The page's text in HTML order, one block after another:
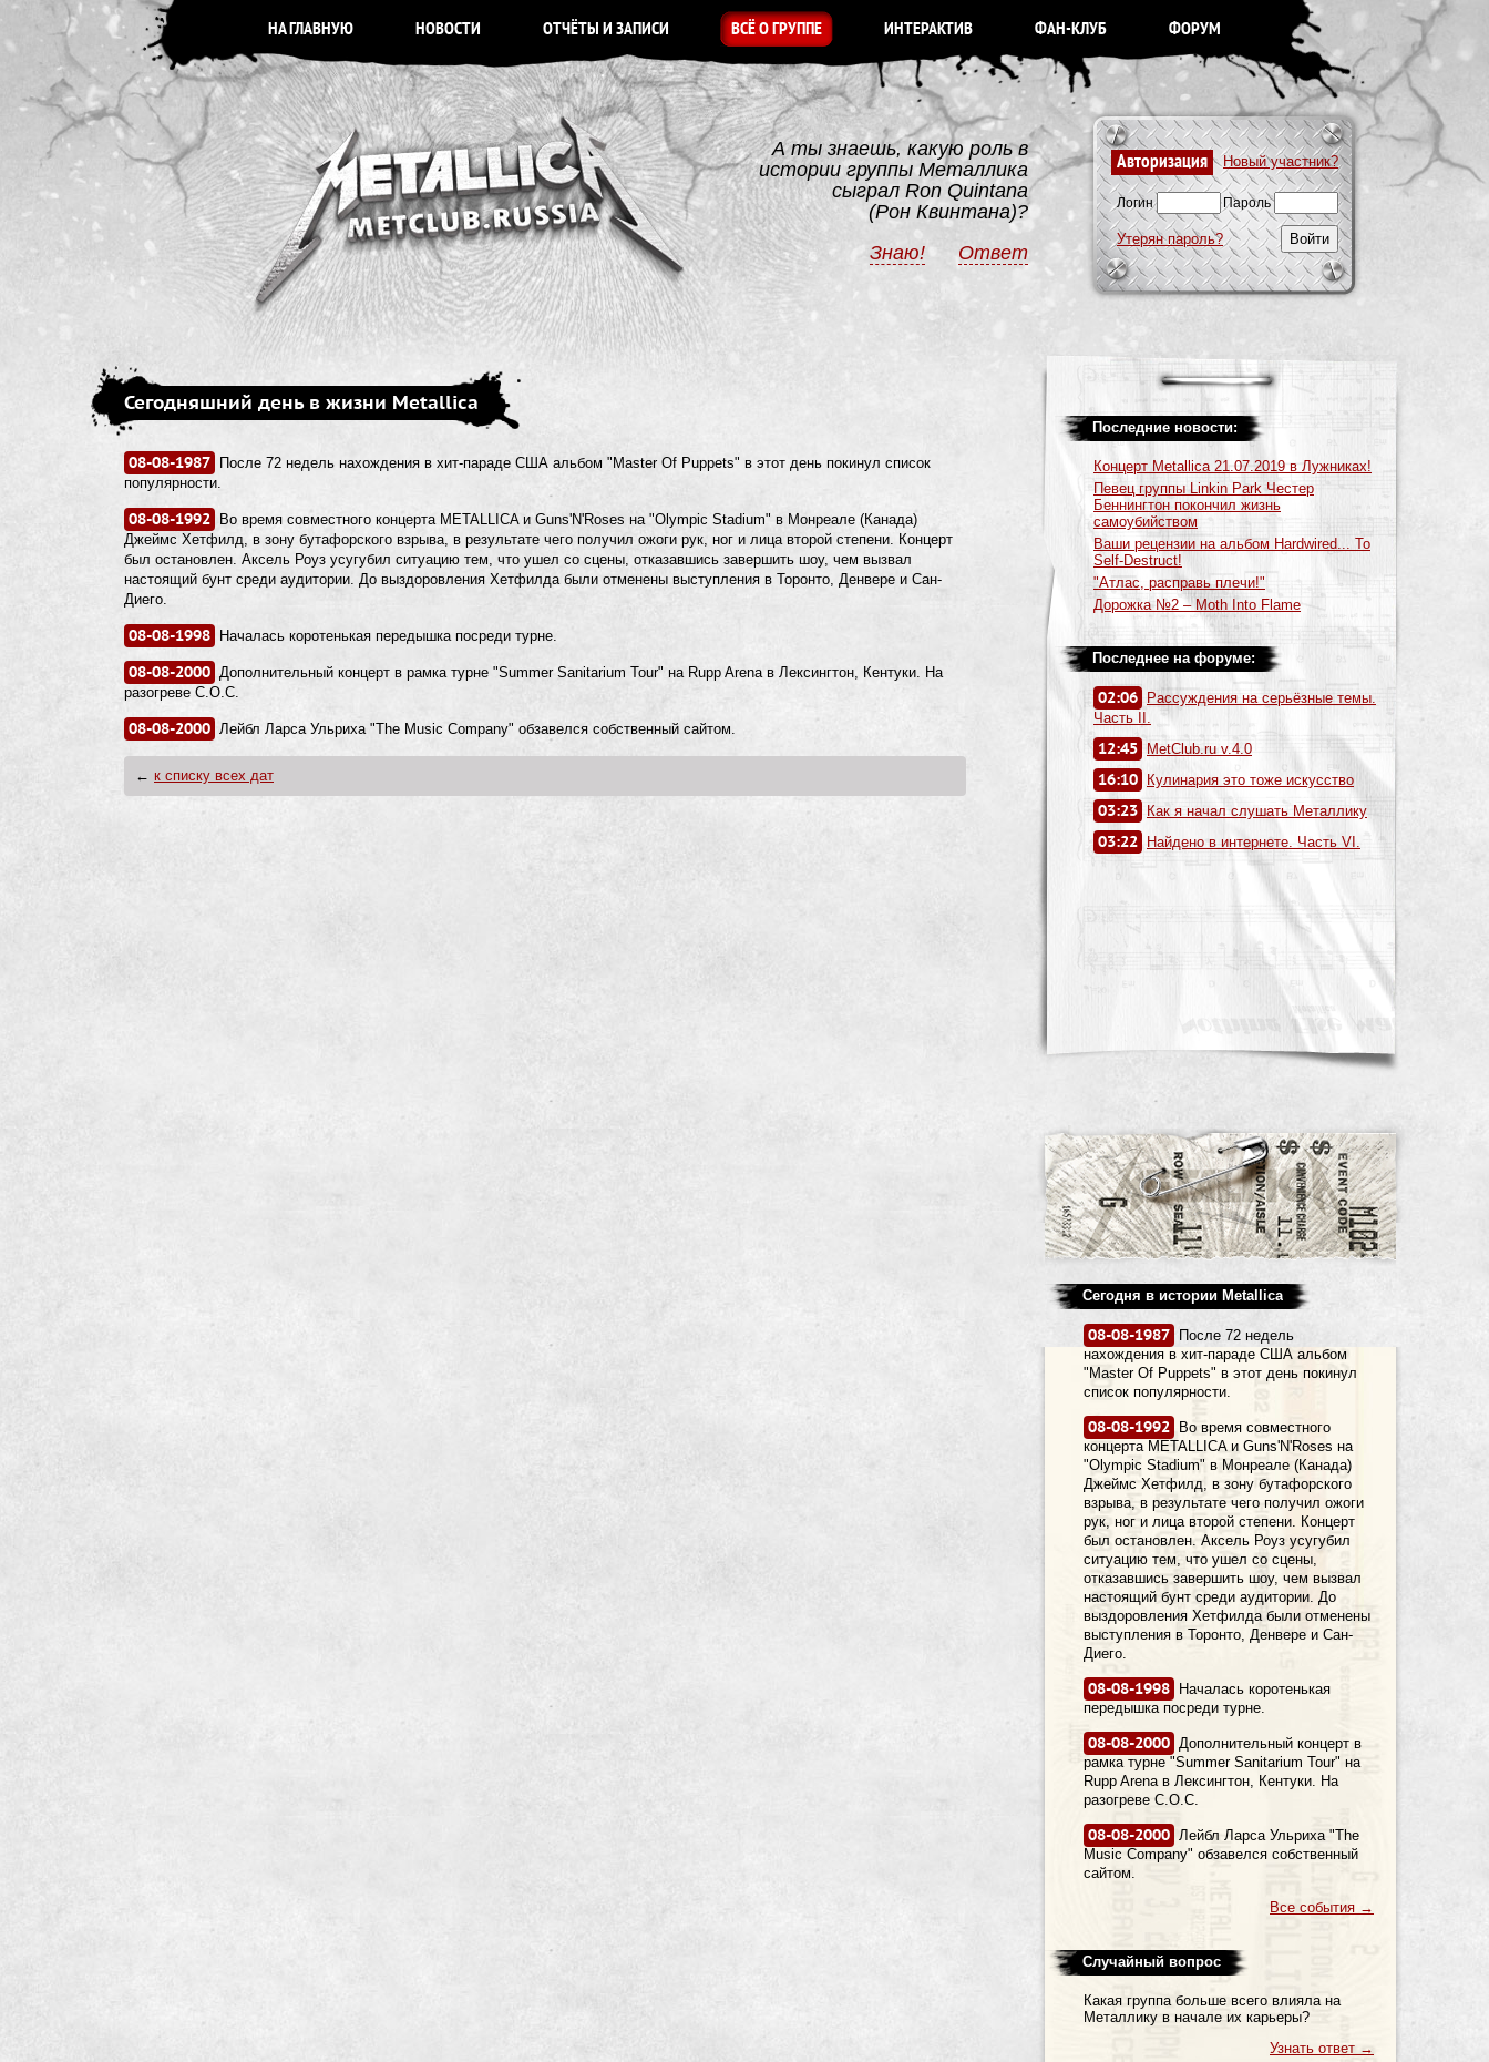
НА ГЛАВНУЮ НОВОСТИ ОТЧЁТЫ И ЗАПИСИ ВСЁ О ГРУППЕ ИНТЕРАКТИВ ФАН-КЛУБ ФОРУМ
Авторизация Новый участник?
Логин Пароль
Утерян пароль?
А ты знаешь, какую роль в
истории группы Металлика
сыграл Ron Quintana
(Рон Квинтана)?
Знаю!
Ответ
Сегодняшний день в жизни Metallica
08-08-1987
После 72 недель нахождения в хит-параде США альбом "Master Of Puppets" в этот день покинул список
популярности.
08-08-1992
Во время совместного концерта METALLICA и Guns'N'Roses на "Olympic Stadium" в Монреале (Канада)
Джеймс Хетфилд, в зону бутафорского взрыва, в результате чего получил ожоги рук, ног и лица второй степени. Концерт
был остановлен. Аксель Роуз усугубил ситуацию тем, что ушел со сцены, отказавшись завершить шоу, чем вызвал
настоящий бунт среди аудитории. До выздоровления Хетфилда были отменены выступления в Торонто, Денвере и Сан-
Диего.
08-08-1998 Началась коротенькая передышка посреди турне.
08-08-2000 Дополнительный концерт в рамка турне "Summer Sanitarium Tour" на Rupp Arena в Лексингтон, Кентуки. На
разогреве C.O.C.
08-08-2000 Лейбл Ларса Ульриха "The Music Company" обзавелся собственный сайтом.
← к списку всех дат
Последние новости:
Концерт Metallica 21.07.2019 в Лужниках!
Певец группы Linkin Park Честер
Беннингтон покончил жизнь
самоубийством
Ваши рецензии на альбом Hardwired... To
Self-Destruct!
"Атлас, расправь плечи!"
Дорожка №2 – Moth Into Flame
Последнее на форуме:
02:06
Рассуждения на серьёзные темы.
Часть II.
12:45 MetClub.ru v.4.0
16:10 Кулинария это тоже искусство
03:23 Как я начал слушать Металлику
03:22 Найдено в интернете. Часть VI.
Сегодня в истории Metallica
08-08-1987
После 72 недель
нахождения в хит-параде США альбом
"Master Of Puppets" в этот день покинул
список популярности.
08-08-1992
Во время совместного
концерта METALLICA и Guns'N'Roses на
"Olympic Stadium" в Монреале (Канада)
Джеймс Хетфилд, в зону бутафорского
взрыва, в результате чего получил ожоги
рук, ног и лица второй степени. Концерт
был остановлен. Аксель Роуз усугубил
ситуацию тем, что ушел со сцены,
отказавшись завершить шоу, чем вызвал
настоящий бунт среди аудитории. До
выздоровления Хетфилда были отменены
выступления в Торонто, Денвере и Сан-
Диего.
08-08-1998
Началась коротенькая
передышка посреди турне.
08-08-2000 Дополнительный концерт в
рамка турне "Summer Sanitarium Tour" на
Rupp Arena в Лексингтон, Кентуки. На
разогреве C.O.C.
08-08-2000 Лейбл Ларса Ульриха "The
Music Company" обзавелся собственный
сайтом.
Все события →
Случайный вопрос
Какая группа больше всего влияла на
Металлику в начале их карьеры?
Узнать ответ →